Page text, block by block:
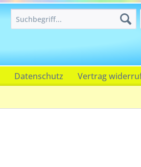
Datenschutz Vertrag